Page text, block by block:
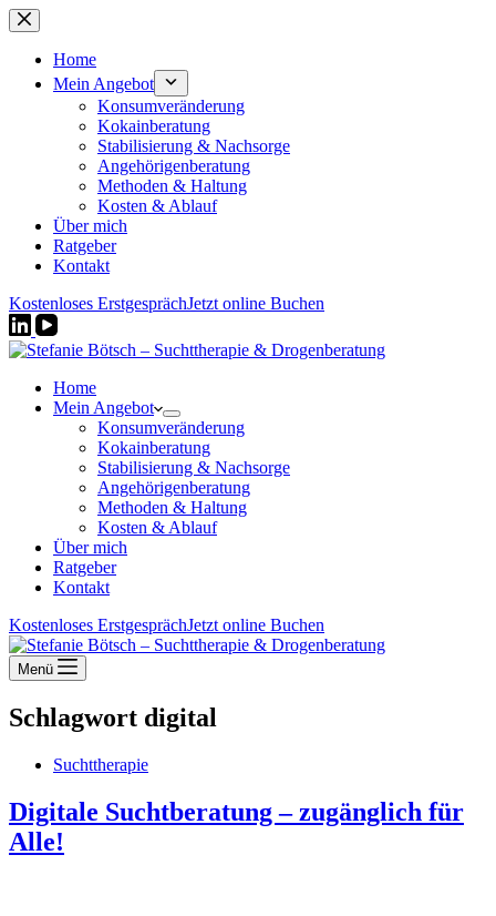
Zum
Inhalt
springenHome
Mein Angebot
Konsumveränderung
Kokainberatung
Stabilisierung & Nachsorge
Angehörigenberatung
Methoden & Haltung
Kosten & Ablauf
Über mich
Ratgeber
Kontakt
Kostenloses ErstgesprächJetzt online Buchen
Home
Mein Angebot
Konsumveränderung
Kokainberatung
Stabilisierung & Nachsorge
Angehörigenberatung
Methoden & Haltung
Kosten & Ablauf
Über mich
Ratgeber
Kontakt
Kostenloses ErstgesprächJetzt online Buchen
Menü
Schlagwort digital
Suchttherapie
Digitale Suchtberatung – zugänglich für
Alle!